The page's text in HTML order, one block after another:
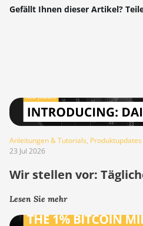
Gefällt Ihnen dieser Artikel?
Anleitungen & Tutorials, Produktupdates
23 Jul 2026
Wir stellen vor:
Lesen Sie mehr